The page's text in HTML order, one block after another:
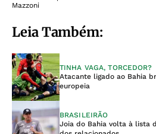
Mazzoni
Leia Também:
TINHA VAGA, TORCEDOR?
Atacante ligado ao Bahia
europeia
BRASILEIRÃO
Joia do Bahia volta à lista